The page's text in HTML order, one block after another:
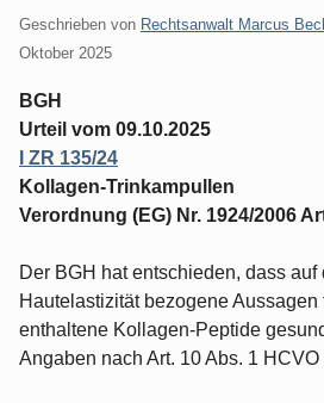
Geschrieben von Rechtsanwalt Marcus
Oktober 2025
BGH
Urteil vom 09.10.2025
I ZR 135/24
Kollagen-Trinkampullen
Verordnung (EG) Nr. 1924/2006
Der BGH hat entschieden, dass
Hautelastizität bezogene
enthaltene Kollagen-Peptide
Angaben nach Art. 10 Abs. 1